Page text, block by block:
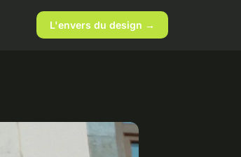
L'envers du design →